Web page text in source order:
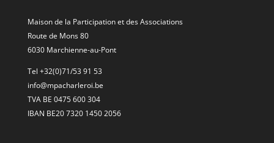
Maison de la Participation et des Associations
Route de Mons 80
6030 Marchienne-au-Pont
Tel +32(0)71/53 91 53
info@mpacharleroi.be
TVA BE 0475 600 304
IBAN BE20 7320 1450 2056